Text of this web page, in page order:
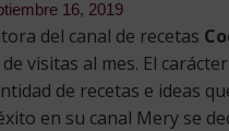
16, 2019
del canal de recetas
visitas al mes. El
de recetas e ideas
en su canal Mery se